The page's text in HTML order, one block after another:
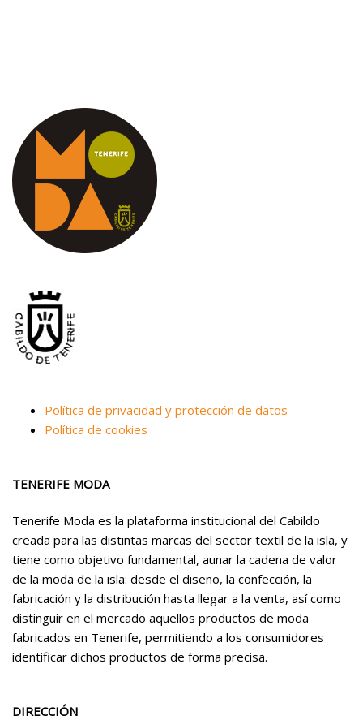
Política de privacidad y protección de datos
Política de cookies
TENERIFE MODA
Tenerife Moda es la plataforma institucional del Cabildo
creada para las distintas marcas del sector textil de la isla, y
tiene como objetivo fundamental, aunar la cadena de valor
de la moda de la isla: desde el diseño, la confección, la
fabricación y la distribución hasta llegar a la venta, así como
distinguir en el mercado aquellos productos de moda
fabricados en Tenerife, permitiendo a los consumidores
identificar dichos productos de forma precisa.
DIRECCIÓN